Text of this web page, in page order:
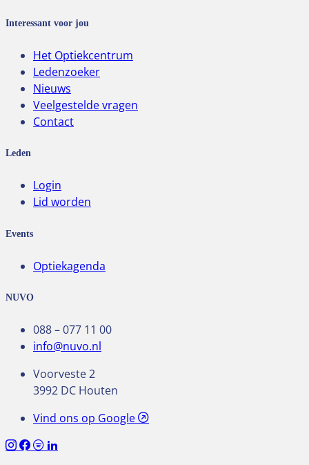
Interessant voor jou
Het Optiekcentrum
Ledenzoeker
Nieuws
Veelgestelde vragen
Contact
Leden
Login
Lid worden
Events
Optiekagenda
NUVO
088 – 077 11 00
info@nuvo.nl
Voorveste 2
3992 DC Houten
Vind ons op Google